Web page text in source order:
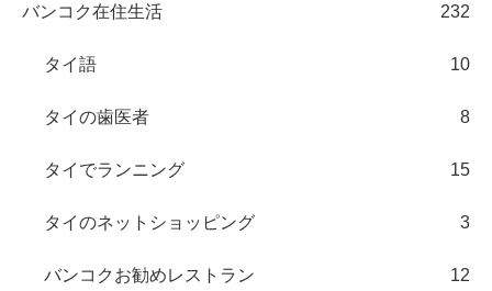
バンコク在住生活 232
タイ語 10
タイの歯医者 8
タイでランニング 15
タイのネットショッピング 3
バンコクお勧めレストラン 12